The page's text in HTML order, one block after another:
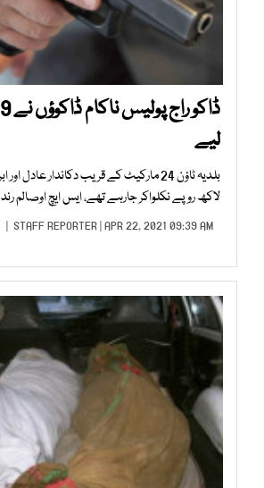
لیے
لاکھ روپے نکلواکر جارہے تھے، ایس ایچ اوصالم رند
STAFF REPORTER| APR 22, 2021 09:39 AM |